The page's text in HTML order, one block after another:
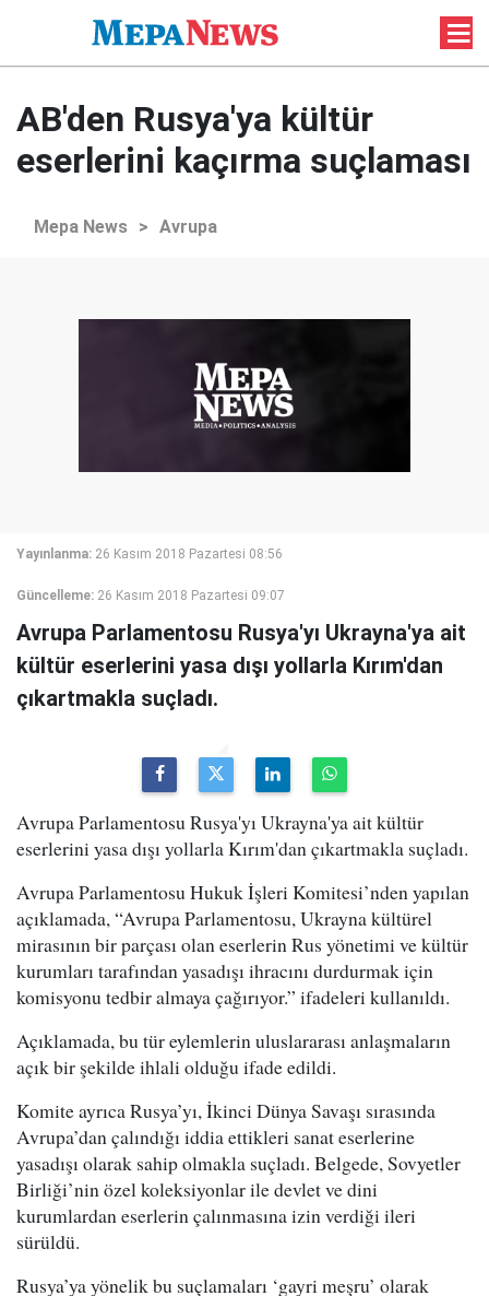
AB'den Rusya'ya kültür
eserlerini kaçırma suçlaması
Mepa News > Avrupa
Yayınlanma: 26 Kasım 2018 Pazartesi 08:56
Güncelleme: 26 Kasım 2018 Pazartesi 09:07
Avrupa Parlamentosu Rusya'yı Ukrayna'ya ait
kültür eserlerini yasa dışı yollarla Kırım'dan
çıkartmakla suçladı.
Avrupa Parlamentosu Rusya'yı Ukrayna'ya ait kültür
eserlerini yasa dışı yollarla Kırım'dan çıkartmakla suçladı.
Avrupa Parlamentosu Hukuk İşleri Komitesi’nden yapılan
açıklamada, “Avrupa Parlamentosu, Ukrayna kültürel
mirasının bir parçası olan eserlerin Rus yönetimi ve kültür
kurumları tarafından yasadışı ihracını durdurmak için
komisyonu tedbir almaya çağırıyor.” ifadeleri kullanıldı.
Açıklamada, bu tür eylemlerin uluslararası anlaşmaların
açık bir şekilde ihlali olduğu ifade edildi.
Komite ayrıca Rusya’yı, İkinci Dünya Savaşı sırasında
Avrupa’dan çalındığı iddia ettikleri sanat eserlerine
yasadışı olarak sahip olmakla suçladı. Belgede, Sovyetler
Birliği’nin özel koleksiyonlar ile devlet ve dini
kurumlardan eserlerin çalınmasına izin verdiği ileri
sürüldü.
Rusya’ya yönelik bu suçlamaları ‘gayri meşru’ olarak